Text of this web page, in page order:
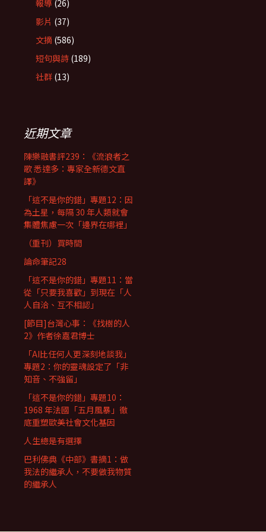
報導 (26)
影片 (37)
文摘 (586)
短句與詩 (189)
社群 (13)
近期文章
陳樂融書評239：《流浪者之
歌 悉達多：專家全新德文直
譯》
「這不是你的錯」專題12：因
為土星，每隔 30 年人類就會
集體焦慮一次「邊界在哪裡」
（重刊）買時間
論命筆記28
「這不是你的錯」專題11：當
從「只要我喜歡」到現在「人
人自洽、互不相認」
[節目]台灣心事：《找樹的人
2》作者徐嘉君博士
「AI比任何人更深刻地談我」
專題2：你的靈魂設定了「非
知音、不強留」
「這不是你的錯」專題10：
1968 年法國「五月風暴」徹
底重塑歐美社會文化基因
人生總是有選擇
巴利佛典《中部》書摘1：做
我法的繼承人，不要做我物質
的繼承人